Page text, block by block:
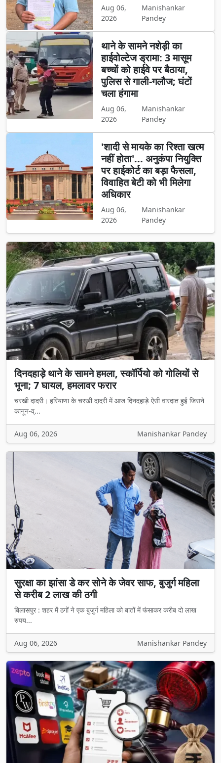
Aug 06,
2026
Manishankar
Pandey
थाने के सामने नशेड़ी का
हाईवोल्टेज ड्रामा: 3 मासूम
बच्चों को हाईवे पर बैठाया,
पुलिस से गाली-गलौज; घंटों
चला हंगामा
Aug 06,
2026
Manishankar
Pandey
'शादी से मायके का रिश्ता खत्म
नहीं होता'... अनुकंपा नियुक्ति
पर हाईकोर्ट का बड़ा फैसला,
विवाहित बेटी को भी मिलेगा
अधिकार
Aug 06,
2026
Manishankar
Pandey
दिनदहाड़े थाने के सामने हमला, स्कॉर्पियो को गोलियों से
भूना; 7 घायल, हमलावर फरार
चरखी दादरी। हरियाणा के चरखी दादरी में आज दिनदहाड़े ऐसी वारदात हुई जिसने
कानून-व्...
Aug 06, 2026 Manishankar Pandey
सुरक्षा का झांसा डे कर सोने के जेवर साफ, बुजुर्ग महिला
से करीब 2 लाख की ठगी
बिलासपुर : शहर में ठगों ने एक बुजुर्ग महिला को बातों में फंसाकर करीब दो लाख
रुपय...
Aug 06, 2026 Manishankar Pandey